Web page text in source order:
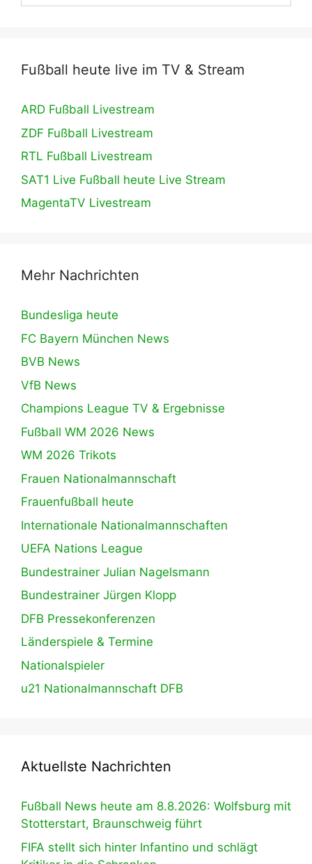
Fußball heute live im TV & Stream
ARD Fußball Livestream
ZDF Fußball Livestream
RTL Fußball Livestream
SAT1 Live Fußball heute Live Stream
MagentaTV Livestream
Mehr Nachrichten
Bundesliga heute
FC Bayern München News
BVB News
VfB News
Champions League TV & Ergebnisse
Fußball WM 2026 News
WM 2026 Trikots
Frauen Nationalmannschaft
Frauenfußball heute
Internationale Nationalmannschaften
UEFA Nations League
Bundestrainer Julian Nagelsmann
Bundestrainer Jürgen Klopp
DFB Pressekonferenzen
Länderspiele & Termine
Nationalspieler
u21 Nationalmannschaft DFB
Aktuellste Nachrichten
Fußball News heute am 8.8.2026: Wolfsburg mit
Stotterstart, Braunschweig führt
FIFA stellt sich hinter Infantino und schlägt